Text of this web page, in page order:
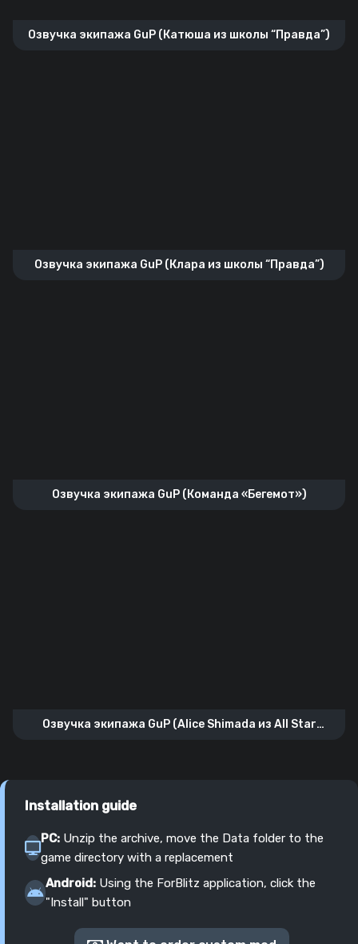
Озвучка экипажа GuP (Катюша из школы “Правда”)
Озвучка экипажа GuP (Клара из школы “Правда”)
Озвучка экипажа GuP (Команда «Бегемот»)
Озвучка экипажа GuP (Alice Shimada из All Star
Installation guide
PC: Unzip the archive, move the Data folder to the
game directory with a replacement
Android: Using the ForBlitz application, click the
"Install" button